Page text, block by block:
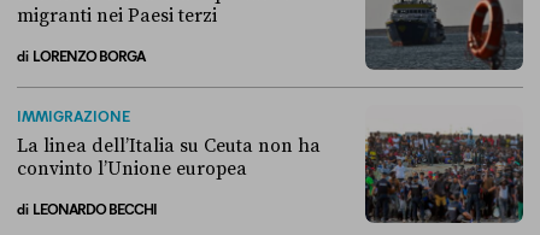
migranti nei Paesi terzi
di LORENZO BORGA
IMMIGRAZIONE
La linea dell’Italia su Ceuta non ha
convinto l’Unione europea
di LEONARDO BECCHI